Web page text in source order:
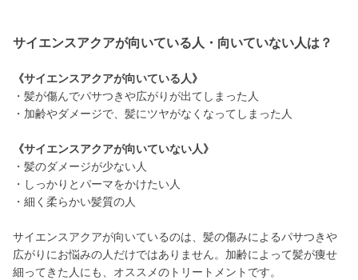
サイエンスアクアが向いている人・向いていない人は？
《サイエンスアクアが向いている人》
・髪が傷んでパサつきや広がりが出てしまった人
・加齢やダメージで、髪にツヤがなくなってしまった人
《サイエンスアクアが向いていない人》
・髪のダメージが少ない人
・しっかりとパーマをかけたい人
・細く柔らかい髪質の人
サイエンスアクアが向いているのは、髪の傷みによるパサつきや
広がりにお悩みの人だけではありません。加齢によって髪が痩せ
細ってきた人にも、オススメのトリートメントです。